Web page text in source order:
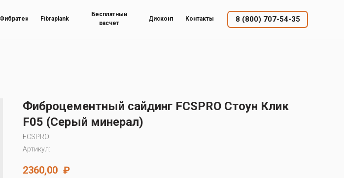
8 (800) 707-54-35
Фибратек
Бесплатный
расчет
Контакты
Дисконт
Fibraplank
Фиброцементный сайдинг FCSPRO Стоун Клик
F05 (Серый минерал)
FCSPRO
Артикул:
2360,00 ₽